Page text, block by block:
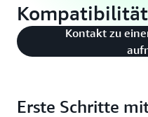
Kontakt zu
Erste Schritte